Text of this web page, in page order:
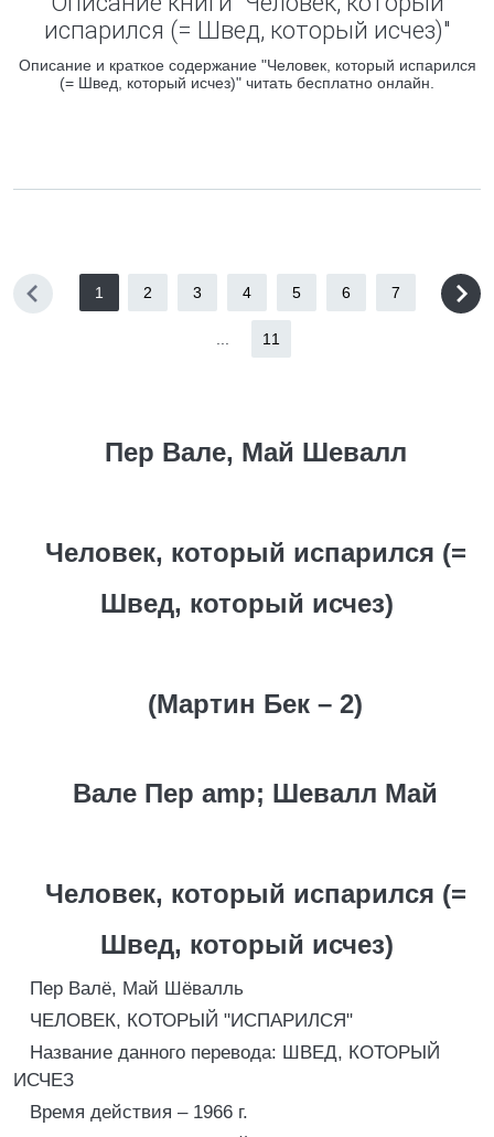
испарился (= Швед, который исчез)"
Описание и краткое содержание "Человек, который испарился
(= Швед, который исчез)" читать бесплатно онлайн.
1 2 3 4 5 6 7
11
Пер Вале, Май Шевалл
Человек, который испарился (=
Швед, который исчез)
(Мартин Бек – 2)
Вале Пер amp; Шевалл Май
Человек, который испарился (=
Швед, который исчез)
Пер Валё, Май Шёвалль
ЧЕЛОВЕК, КОТОРЫЙ "ИСПАРИЛСЯ"
Название данного перевода: ШВЕД, КОТОРЫЙ
ИСЧЕЗ
Время действия – 1966 г.